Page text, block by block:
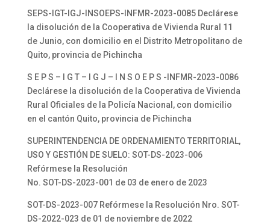
SEPS-IGT-IGJ-INSOEPS-INFMR-2023-0085 Declárese
la disolución de la Cooperativa de Vivienda Rural 11
de Junio, con domicilio en el Distrito Metropolitano de
Quito, provincia de Pichincha
S E P S – I G T – I G J – I N S O E P S -INFMR-2023-0086
Declárese la disolución de la Cooperativa de Vivienda
Rural Oficiales de la Policía Nacional, con domicilio
en el cantón Quito, provincia de Pichincha
SUPERINTENDENCIA DE ORDENAMIENTO TERRITORIAL,
USO Y GESTIÓN DE SUELO: SOT-DS-2023-006
Refórmese la Resolución
No. SOT-DS-2023-001 de 03 de enero de 2023
SOT-DS-2023-007 Refórmese la Resolución Nro. SOT-
DS-2022-023 de 01 de noviembre de 2022